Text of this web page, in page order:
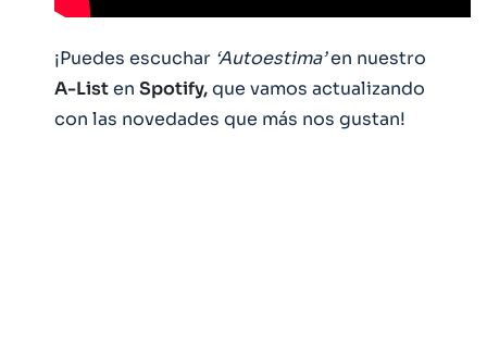
¡Puedes escuchar ‘Autoestima’en nuestro
A-Listen Spotify,que vamos actualizando
con las novedades que más nos gustan!